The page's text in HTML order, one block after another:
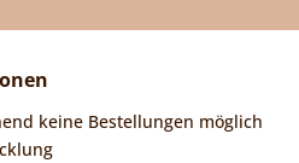
keine Bestellungen möglich